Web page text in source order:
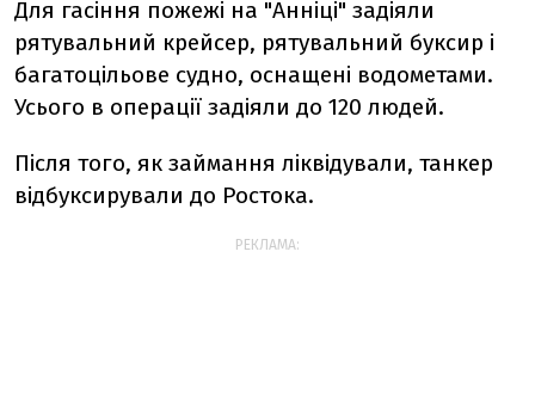
Для гасіння пожежі на "Анніці" задіяли
рятувальний крейсер, рятувальний буксир і
багатоцільове судно, оснащені водометами.
Усього в операції задіяли до 120 людей.
Після того, як займання ліквідували, танкер
відбуксирували до Ростока.
РЕКЛАМА: